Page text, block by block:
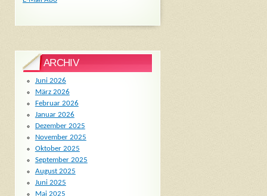
ARCHIV
Juni 2026
März 2026
Februar 2026
Januar 2026
Dezember 2025
November 2025
Oktober 2025
September 2025
August 2025
Juni 2025
Mai 2025